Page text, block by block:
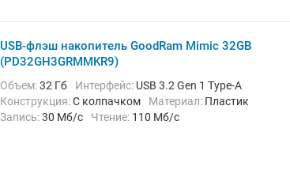
USB-флэш накопитель GoodRam Mimic 32GB
(PD32GH3GRMMKR9)
Объем:32 Гб Интерфейс: USB 3.2 Gen 1 Type-A
Конструкция:С колпачком Материал: Пластик
Запись:30 Мб/с Чтение: 110 Мб/с